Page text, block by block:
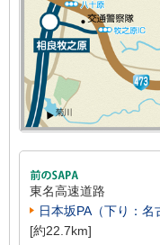
東名高速道路
日本坂PA（下り：名
[約22.7km]